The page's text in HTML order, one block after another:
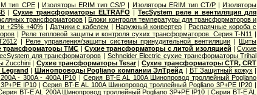
тип CPE| Изоляторы ERIM тип CS/P | Изоляторы ERIM тип CT/P|Изоляторы
|Сухие трансформаторы ELTRAFO | TecSystem реле и вентиляция для
трансформаторов |Блоки контроля температуры для трансформаторов и
+25% +40%| Датчики с кабелем |Наружный конвертер |Распаячные короба с
| Реле тепловой защиты и контроля сухих трансформаторов. Серия T-N11 |
|Реле управления/защиты системы принудительной вентиляции|Щиты
трансформаторы TMC |Сухие трансформаторы с литой изоляцией |Сухие
для трансформаторов | Schneider Electric cухие трансформаторы Trihal
Zucchini | Сухие трансформаторы Tesar|Сухие трансформаторы CTR, CRT
| Шинопроводы Pogliano компании ЭлТрейд | BT Защитный кожух |
- 300A - 400A IP10 |Серия BT-E AL 100A Шинопровод троллейный Pogliano
IP10|Серия BT-E AL 100A Шинопровод троллейный Pogliano 3P+PE IP20 |
BT-E AL 200A Шинопровод троллейный Pogliano 3P+PE IP10 |Серия BT-E AL